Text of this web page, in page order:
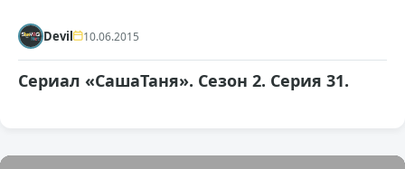
Devil 10.06.2015
Сериал «СашаТаня». Сезон 2. Серия 31.